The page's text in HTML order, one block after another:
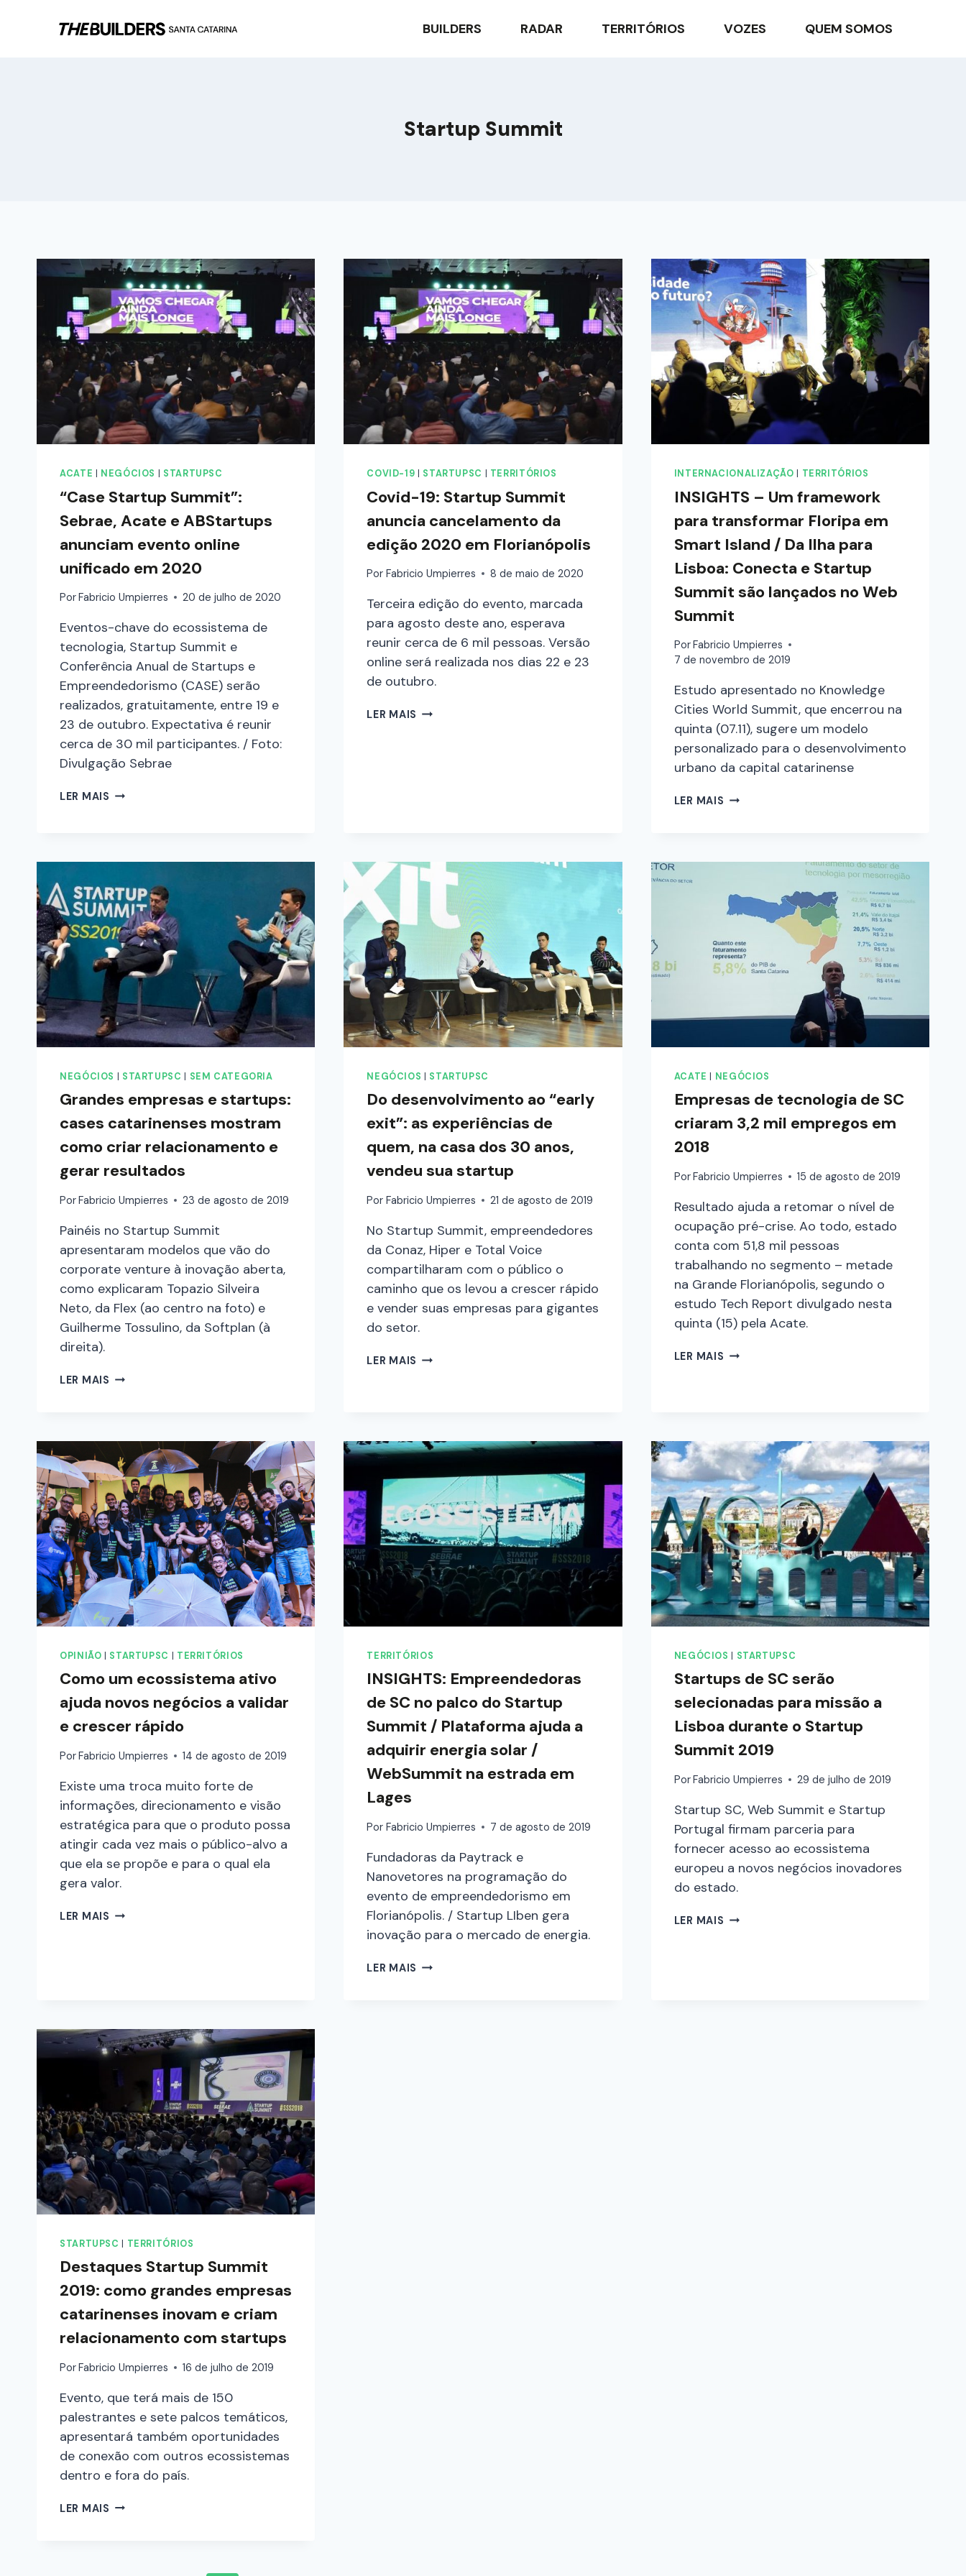
BUILDERS RADAR TERRITÓRIOS VOZES QUEM SOMOS
Startup Summit
ACATE NEGÓCIOS STARTUPSC
“Case Startup Summit”:
Sebrae, Acate e ABStartups
anunciam evento online
unificado em 2020
PorFabricio Umpierres 20 de julho de 2020
Eventos-chave do ecossistema de
tecnologia, Startup Summit e
Conferência Anual de Startups e
Empreendedorismo (CASE) serão
realizados, gratuitamente, entre 19 e
23 de outubro. Expectativa é reunir
cerca de 30 mil participantes. / Foto:
Divulgação Sebrae
LER MAIS
COVID-19 STARTUPSC TERRITÓRIOS
Covid-19: Startup Summit
anuncia cancelamento da
edição 2020 em Florianópolis
Por Fabricio Umpierres 8 de maio de 2020
Terceira edição do evento, marcada
para agosto deste ano, esperava
reunir cerca de 6 mil pessoas. Versão
online será realizada nos dias 22 e 23
de outubro.
LER MAIS
INTERNACIONALIZAÇÃO TERRITÓRIOS
INSIGHTS – Um framework
para transformar Floripa em
Smart Island / Da Ilha para
Lisboa: Conecta e Startup
Summit são lançados no Web
Summit
PorFabricio Umpierres
7 de novembro de 2019
Estudo apresentado no Knowledge
Cities World Summit, que encerrou na
quinta (07.11), sugere um modelo
personalizado para o desenvolvimento
urbano da capital catarinense
LER MAIS
NEGÓCIOS STARTUPSC SEM CATEGORIA
Grandes empresas e startups:
cases catarinenses mostram
como criar relacionamento e
gerar resultados
PorFabricio Umpierres 23 de agosto de 2019
Painéis no Startup Summit
apresentaram modelos que vão do
corporate venture à inovação aberta,
como explicaram Topazio Silveira
Neto, da Flex (ao centro na foto) e
Guilherme Tossulino, da Softplan (à
direita).
LER MAIS
NEGÓCIOS STARTUPSC
Do desenvolvimento ao “early
exit”: as experiências de
quem, na casa dos 30 anos,
vendeu sua startup
Por Fabricio Umpierres 21 de agosto de 2019
No Startup Summit, empreendedores
da Conaz, Hiper e Total Voice
compartilharam com o público o
caminho que os levou a crescer rápido
e vender suas empresas para gigantes
do setor.
LER MAIS
ACATE NEGÓCIOS
Empresas de tecnologia de SC
criaram 3,2 mil empregos em
2018
PorFabricio Umpierres 15 de agosto de 2019
Resultado ajuda a retomar o nível de
ocupação pré-crise. Ao todo, estado
conta com 51,8 mil pessoas
trabalhando no segmento – metade
na Grande Florianópolis, segundo o
estudo Tech Report divulgado nesta
quinta (15) pela Acate.
LER MAIS
OPINIÃO STARTUPSC TERRITÓRIOS
Como um ecossistema ativo
ajuda novos negócios a validar
e crescer rápido
PorFabricio Umpierres 14 de agosto de 2019
Existe uma troca muito forte de
informações, direcionamento e visão
estratégica para que o produto possa
atingir cada vez mais o público-alvo a
que ela se propõe e para o qual ela
gera valor.
LER MAIS
TERRITÓRIOS
INSIGHTS: Empreendedoras
de SC no palco do Startup
Summit / Plataforma ajuda a
adquirir energia solar /
WebSummit na estrada em
Lages
Por Fabricio Umpierres 7 de agosto de 2019
Fundadoras da Paytrack e
Nanovetores na programação do
evento de empreendedorismo em
Florianópolis. / Startup LIben gera
inovação para o mercado de energia.
LER MAIS
NEGÓCIOS STARTUPSC
Startups de SC serão
selecionadas para missão a
Lisboa durante o Startup
Summit 2019
PorFabricio Umpierres 29 de julho de 2019
Startup SC, Web Summit e Startup
Portugal firmam parceria para
fornecer acesso ao ecossistema
europeu a novos negócios inovadores
do estado.
LER MAIS
STARTUPSC TERRITÓRIOS
Destaques Startup Summit
2019: como grandes empresas
catarinenses inovam e criam
relacionamento com startups
PorFabricio Umpierres 16 de julho de 2019
Evento, que terá mais de 150
palestrantes e sete palcos temáticos,
apresentará também oportunidades
de conexão com outros ecossistemas
dentro e fora do país.
LER MAIS